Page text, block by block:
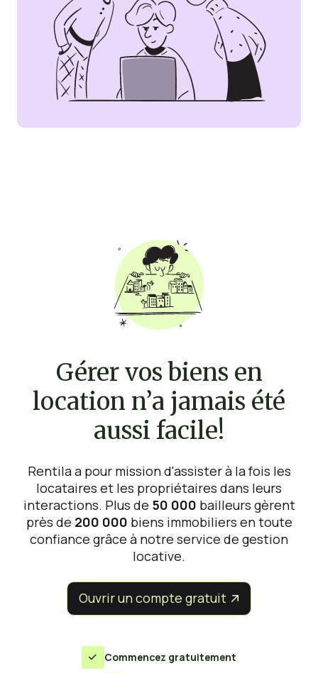
Gérer vos biens en
location n’a jamais été
aussi facile!
Rentila a pour mission d'assister à la fois les
locataires et les propriétaires dans leurs
interactions. Plus de 50 000 bailleurs gèrent
près de 200 000 biens immobiliers en toute
confiance grâce à notre service de gestion
locative.
Ouvrir un compte gratuit 
 Commencez gratuitement